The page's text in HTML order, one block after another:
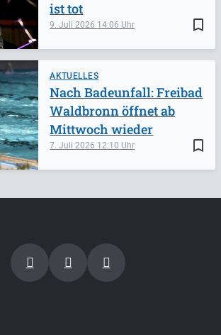
bookmark_border
9. Juli 2026 14:06
ist tot
AKTUELLES
bookmark_border
7. Juli 2026 12:10
Nach Badeunfall: Freibad
Waldbronn öffnet ab
Mittwoch wieder